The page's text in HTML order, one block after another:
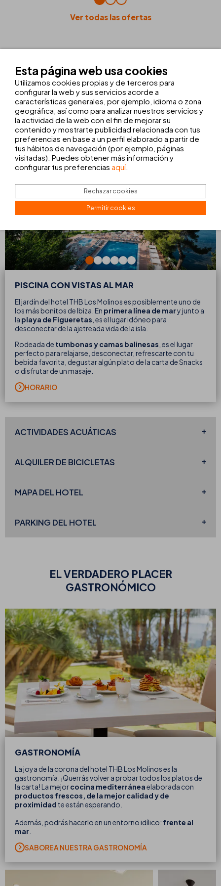
Ver todas las ofertas
LAS INSTALACIONES Y SERVICIOS
PISCINA CON VISTAS AL MAR WELLNESS
O BEACH IBIZA
PISCINA CON VISTAS AL MAR
El jardín del hotel THB Los Molinoses posiblemente uno de
los más bonitos de Ibiza. En primera línea de mary junto a
la playa de Figueretas , es el lugar idóneo para
desconectar de la ajetreada vida de la isla.
Rodeada de tumbonas y camas balinesas , es el lugar
perfecto para relajarse, desconectar, refrescarte con tu
bebida favorita, degustar algún plato de la carta de Snacks
o disfrutar de un masaje.
HORARIO
ACTIVIDADES ACUÁTICAS
ALQUILER DE BICICLETAS
MAPA DEL HOTEL
PARKING DEL HOTEL
EL VERDADERO PLACER
GASTRONÓMICO
GASTRONOMÍA
La joya de la corona del hotel THB Los Molinos es la
gastronomía. ¡Querrás volver a probar todos los platos de
la carta! La mejorcocina mediterráneaelaborada con
productos frescos, de la mejor calidad y de
proximidad te están esperando.
Además, podrás hacerlo en un entorno idílico: frente al
mar
SABOREA NUESTRA GASTRONOMÍA
Esta página web usa cookies
Utilizamos cookies propias y de terceros para
configurar la web y sus servicios acorde a
características generales, por ejemplo, idioma o zona
geográfica, así como para analizar nuestros servicios y
la actividad de la web con el fin de mejorar su
contenido y mostrarte publicidad relacionada con tus
preferencias en base a un perfil elaborado a partir de
tus hábitos de navegación (por ejemplo, páginas
visitadas). Puedes obtener más información y
configurar tus preferencias aquí.
Rechazar cookies
Permitir cookies